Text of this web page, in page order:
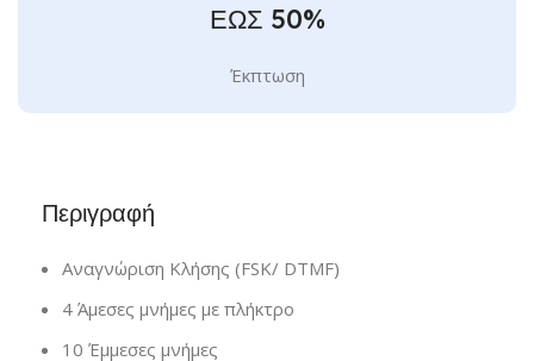
Περιγραφή
Αναγνώριση Κλήσης (FSK/ DTMF)
4 Άμεσες μνήμες με πλήκτρο
10 Έμμεσες μνήμες
ΕΩΣ 50%
Έκπτωση